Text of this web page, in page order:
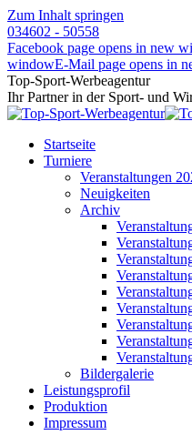
Zum Inhalt springen
034602 - 50558
Facebook page opens in new
windowE-Mail page opens in
Top-Sport-Werbeagentur
Ihr Partner in der Sport- und
Startseite
Turniere
Veranstaltungen
Neuigkeiten
Archiv
Bildergalerie
Leistungsprofil
Produktion
Impressum